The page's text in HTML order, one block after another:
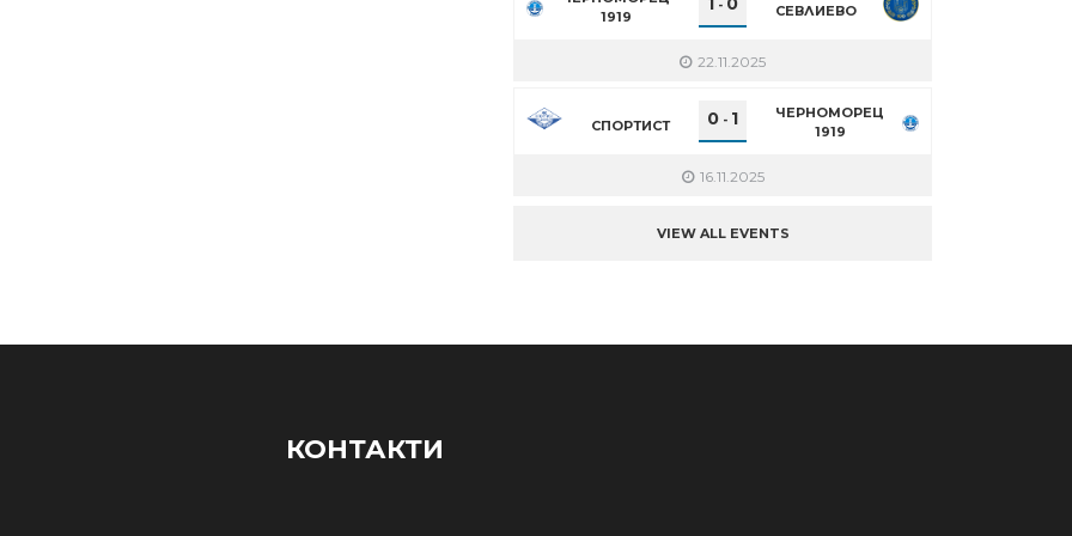
1919
- СЕВЛИЕВО
22.11.2025
СПОРТИСТ 0 - 1
ЧЕРНОМОРЕЦ
1919
16.11.2025
VIEW ALL EVENTS
КОНТАКТИ